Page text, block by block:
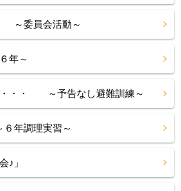
～委員会活動～
年～
・・・ ～予告なし避難訓練～
年調理実習～
♪」